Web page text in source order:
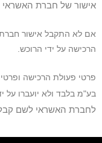
אישור של חברת
אם לא התקבל אישור
הרכישה על ידי הרוכש.
פרטי פעולת הרכישה
בע"מ בלבד ולא יועברו על
לחברת האשראי לשם